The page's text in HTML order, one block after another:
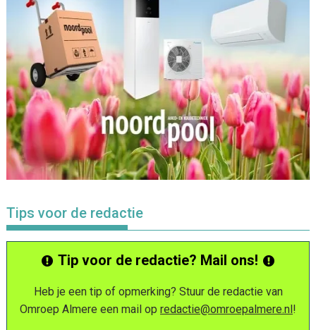
Tips voor de redactie
Tip voor de redactie? Mail ons!
Heb je een tip of opmerking? Stuur de redactie van
Omroep Almere een mail op redactie@omroepalmere.nl!